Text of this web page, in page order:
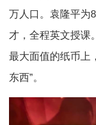
万人口。袁隆平为
才，全程英文授课
最大面值的纸币上
东西”。